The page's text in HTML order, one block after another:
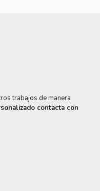
trabajos de manera
contacta con